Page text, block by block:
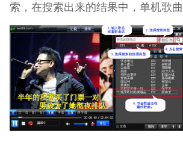
索，在搜索出来的结果中，单机歌